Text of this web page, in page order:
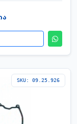
SKU: 09.25.926